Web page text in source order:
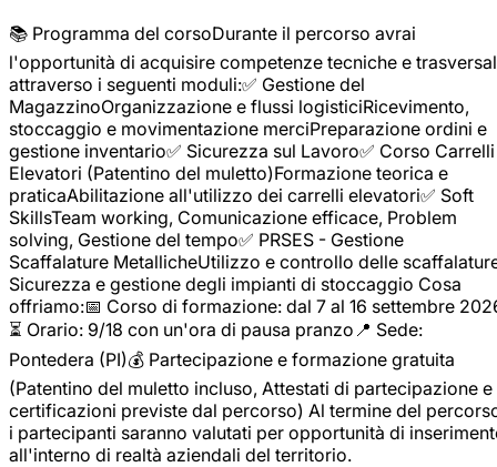
📚 Programma del corsoDurante il percorso avrai
l'opportunità di acquisire competenze tecniche e
attraverso i seguenti moduli:✅ Gestione del
MagazzinoOrganizzazione e flussi logisticiRicevimento,
stoccaggio e movimentazione merciPreparazione ordini e
gestione inventario✅ Sicurezza sul Lavoro✅ Corso Carrelli
Elevatori (Patentino del muletto)Formazione teorica e
praticaAbilitazione all'utilizzo dei carrelli elevatori✅ Soft
SkillsTeam working, Comunicazione efficace, Problem
solving, Gestione del tempo✅ PRSES - Gestione
Scaffalature MetallicheUtilizzo e controllo delle
Sicurezza e gestione degli impianti di stoccaggio Cosa
offriamo:📅 Corso di formazione: dal 7 al 16 settembre
⏳ Orario: 9/18 con un'ora di pausa pranzo📍 Sede:
Pontedera (PI)💰 Partecipazione e formazione gratuita
(Patentino del muletto incluso, Attestati di partecipazione e
certificazioni previste dal percorso) Al termine del
i partecipanti saranno valutati per opportunità di
all'interno di realtà aziendali del territorio.